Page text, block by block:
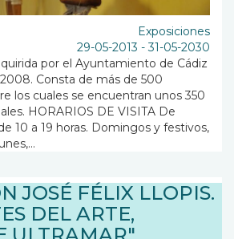
Exposiciones
29-05-2013 -31-05-2030
por el Ayuntamiento de Cádiz
Consta de más de 500
los cuales se encuentran unos 350
HORARIOS DE VISITA De
10 a 19 horas. Domingos y festivos,
JOSÉ FÉLIX LLOPIS.
DEL ARTE,